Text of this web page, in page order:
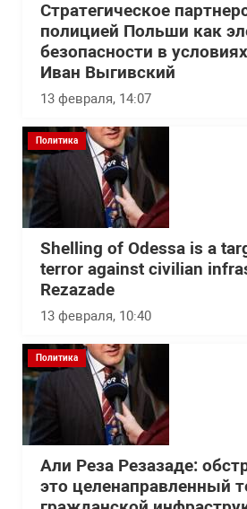
Стратегическое
полицией Польши как
безопасности в
Иван Выгивский
13 февраля, 14:07
Политика
Shelling of Odessa is a
terror against civilian
Rezazade
13 февраля, 10:40
Политика
Али Реза Резазаде:
это целенаправленный